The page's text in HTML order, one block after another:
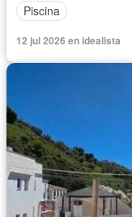
Piscina
12 jul 2026 en idealista